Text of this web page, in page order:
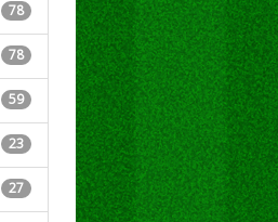
78
78
59
23
27